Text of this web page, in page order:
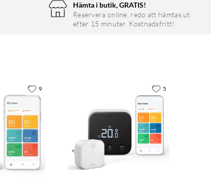
Hämta i butik, GRATIS!
Reservera online, redo att hämtas ut
efter 15 minuter. Kostnadsfritt!
9 5